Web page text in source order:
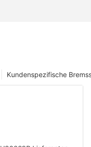
Kundenspezifische